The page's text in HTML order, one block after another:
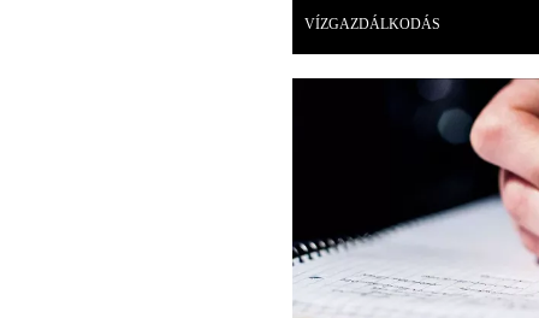
VÍZGAZDÁLKODÁS